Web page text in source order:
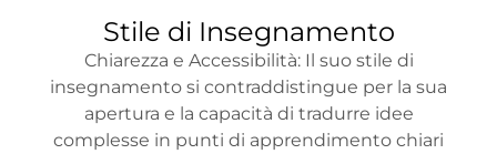
Stile di Insegnamento
Chiarezza e Accessibilità: Il suo stile di
insegnamento si contraddistingue per la sua
apertura e la capacità di tradurre idee
complesse in punti di apprendimento chiari